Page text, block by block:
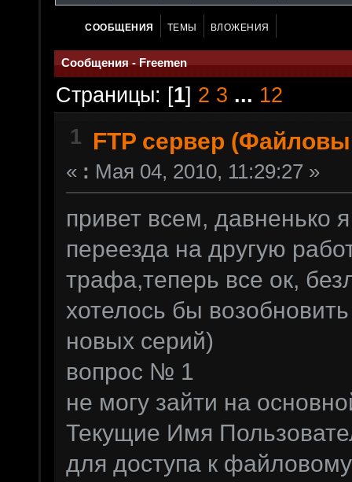
СООБЩЕНИЯ ТЕМЫ ВЛОЖЕНИЯ
Сообщения - Freemen
Страницы: [1] 2 3 ... 12
1 FTP сервер
« : Мая 04, 2010, 11:29:27 »
привет всем, давненько
переезда на другую
трафа,теперь все ок,
хотелось бы
новых серий)
вопрос № 1
не могу зайти на
Текущие Имя
для доступа к